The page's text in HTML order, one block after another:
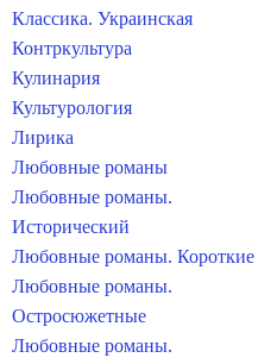
Классика. Украинская
Контркультура
Кулинария
Культурология
Лирика
Любовные романы
Любовные романы.
Исторический
Любовные романы. Короткие
Любовные романы.
Остросюжетные
Любовные романы.